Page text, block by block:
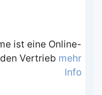
ist eine Online-
Vertrieb mehr
Info